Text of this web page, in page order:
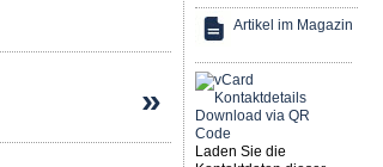
»
Artikel im Magazin
Laden Sie die